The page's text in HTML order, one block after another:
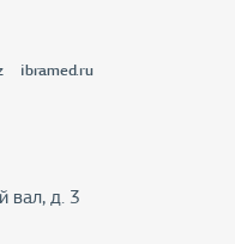
ibramed.ru
вал, д. 3